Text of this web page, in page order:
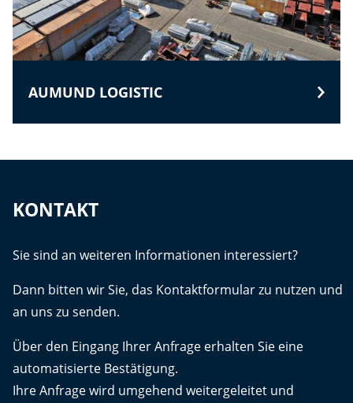
AUMUND LOGISTIC
KONTAKT
Sie sind an weiteren Informationen interessiert?
Dann bitten wir Sie, das Kontaktformular zu nutzen und
an uns zu senden.
Über den Eingang Ihrer Anfrage erhalten Sie eine
automatisierte Bestätigung.
Ihre Anfrage wird umgehend weitergeleitet und